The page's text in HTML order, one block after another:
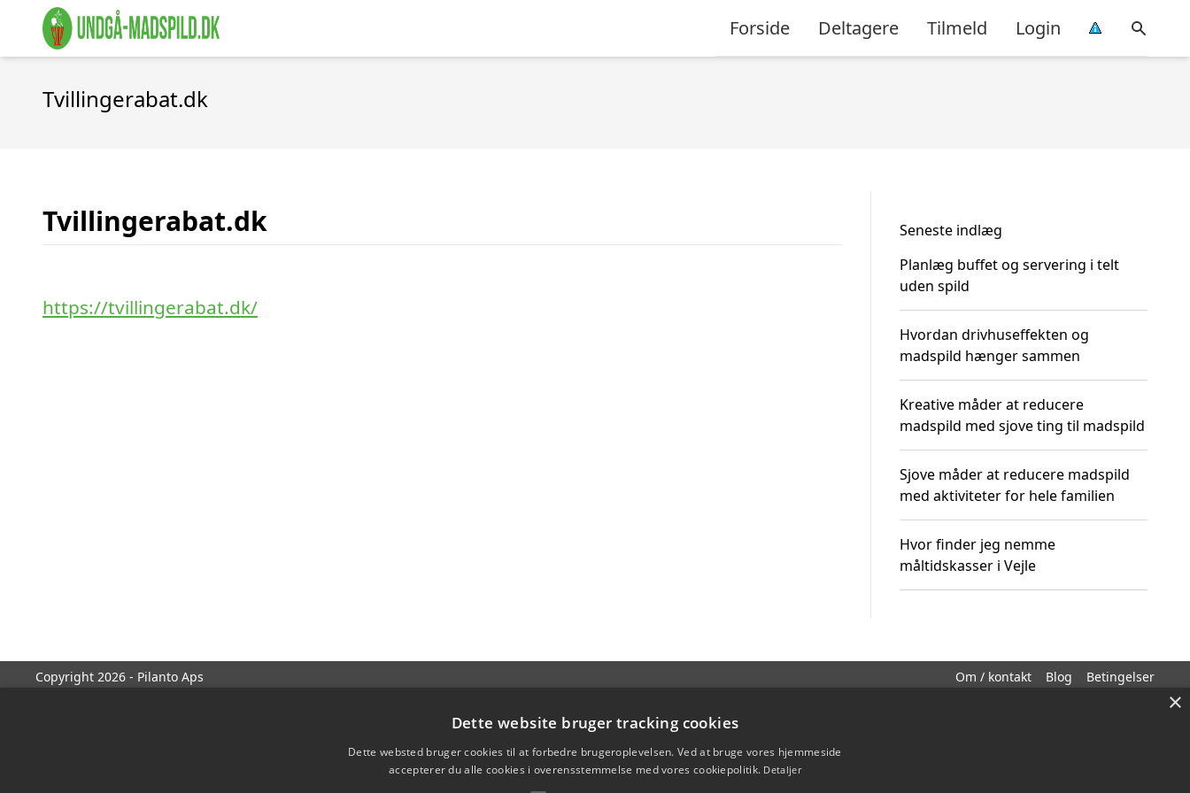
Forside Deltagere Tilmeld Login
Tvillingerabat.dk
Tvillingerabat.dk
https://tvillingerabat.dk/
Seneste indlæg
Planlæg buffet og servering i telt
uden spild
Hvordan drivhuseffekten og
madspild hænger sammen
Kreative måder at reducere
madspild med sjove ting til madspild
Sjove måder at reducere madspild
med aktiviteter for hele familien
Hvor finder jeg nemme
måltidskasser i Vejle
Copyright 2026 - Pilanto Aps Om / kontakt Blog Betingelser
×
Dette website bruger tracking cookies
Dette websted bruger cookies til at forbedre brugeroplevelsen. Ved at bruge vores hjemmeside
accepterer du alle cookies i overensstemmelse med vores cookiepolitik. Detaljer